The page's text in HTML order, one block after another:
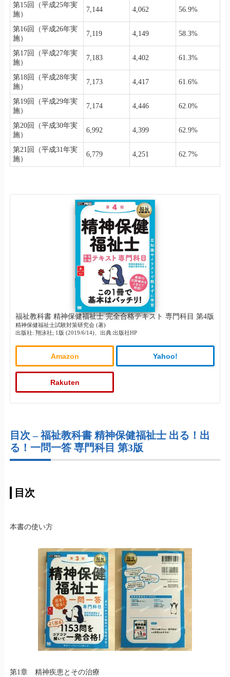
第15回（平成25年実
施）
7,144 4,062 56.9%
第16回（平成26年実
施）
7,119 4,149 58.3%
第17回（平成27年実
施）
7,183 4,402 61.3%
第18回（平成28年実
施）
7,173 4,417 61.6%
第19回（平成29年実
施）
7,174 4,446 62.0%
第20回（平成30年実
施）
6,992 4,399 62.9%
第21回（平成31年実
施）
6,779 4,251 62.7%
福祉教科書 精神保健福祉士 完全合格テキスト 専門科目 第4版
精神保健福祉士試験対策研究会 (著)
出版社: 翔泳社; 1版 (2019/6/14)、出典:出版社HP
Amazon Yahoo!
Rakuten
目次 – 福祉教科書 精神保健福祉士 出る！出
る！一問一答 専門科目 第3版
目次
本書の使い方
第1章 精神疾患とその治療